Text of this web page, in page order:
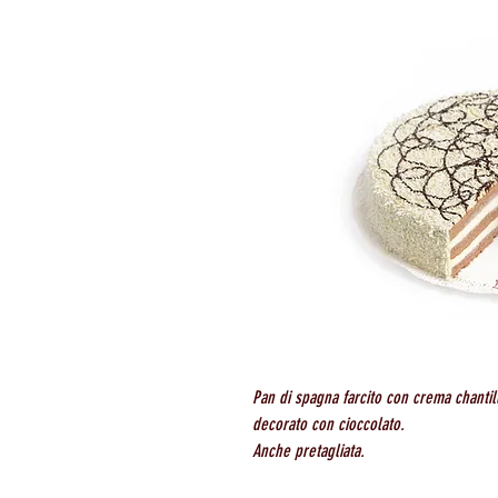
Pan di spagna farcito con crema
decorato con cioccolato.
Anche pretagliata.